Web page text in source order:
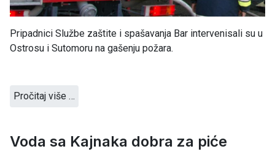
Pripadnici Službe zaštite i spašavanja Bar intervenisali su u
Ostrosu i Sutomoru na gašenju požara.
Pročitaj više …
Voda sa Kajnaka dobra za piće